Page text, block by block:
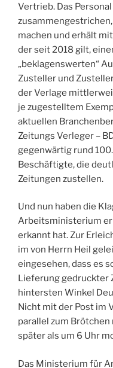
Vertrieb. Das
machen und erhält
der seit 2018 gilt,
„beklagenswerten“
Zusteller und
der Verlage
je zugestelltem
aktuellen
Zeitungs Verleger –
gegenwärtig rund
Beschäftigte, die
Zeitungen zustellen.
Und nun haben die
Arbeitsministerium
erkannt hat. Zur
im von Herrn Heil
eingesehen, dass es
Lieferung gedruckter
hintersten Winkel
Nicht mit der Post im
parallel zum
später als um 6 Uhr
Das Ministerium für